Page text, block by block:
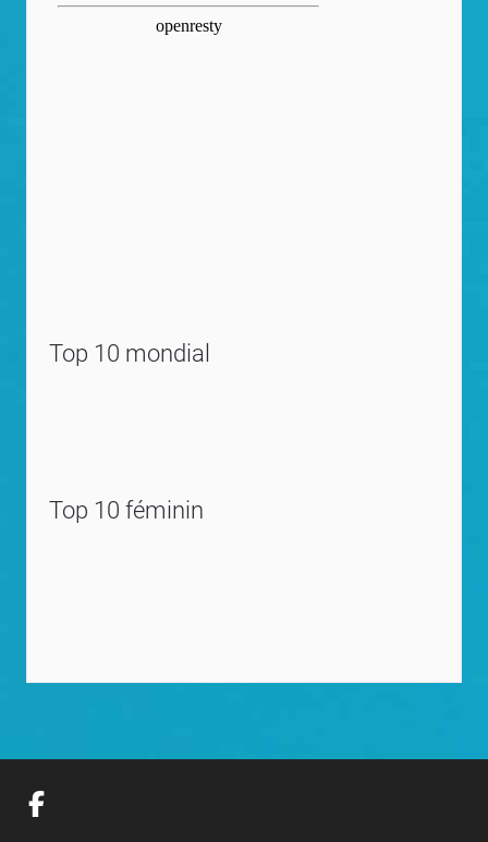
Top 10 mondial
Top 10 féminin